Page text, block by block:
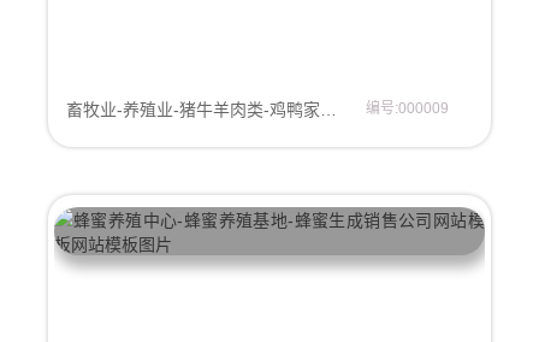
畜牧业-养殖业-猪牛羊肉类-鸡鸭家禽养殖-屠宰厂-肉类加工厂企业网站模板 编号:000009